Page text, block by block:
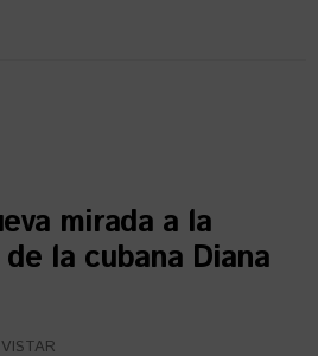
mirada a la
la cubana Diana